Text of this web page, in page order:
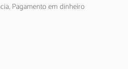
Pagamento em dinheiro